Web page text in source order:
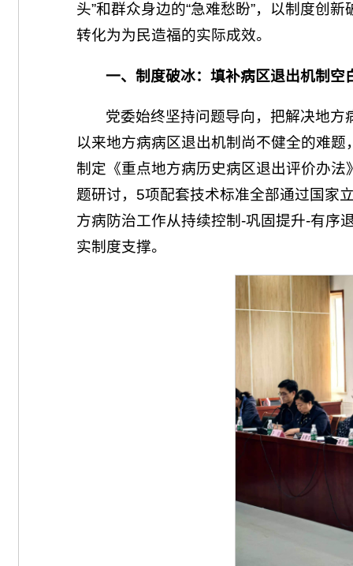
头”和群众身边的“急难愁盼”，以制度创
转化为为民造福的实际成效。
一、制度破冰：填补病区退出机制空
党委始终坚持问题导向，把解决地
以来地方病病区退出机制尚不健全的难
制定《重点地方病历史病区退出评价办
题研讨，5项配套技术标准全部通过国家
方病防治工作从持续控制-巩固提升-有序
实制度支撑。